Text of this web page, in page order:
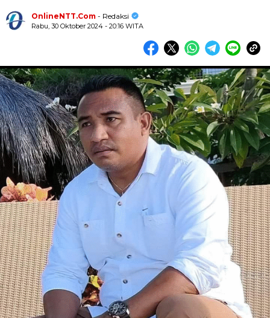
OnlineNTT.Com - Redaksi
Rabu, 30 Oktober 2024 - 20:16 WITA